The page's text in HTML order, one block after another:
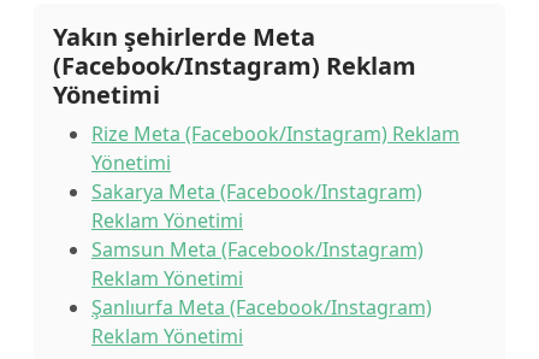
Yakın şehirlerde Meta
(Facebook/Instagram) Reklam
Yönetimi
Rize Meta (Facebook/Instagram) Reklam
Yönetimi
Sakarya Meta (Facebook/Instagram)
Reklam Yönetimi
Samsun Meta (Facebook/Instagram)
Reklam Yönetimi
Şanlıurfa Meta (Facebook/Instagram)
Reklam Yönetimi